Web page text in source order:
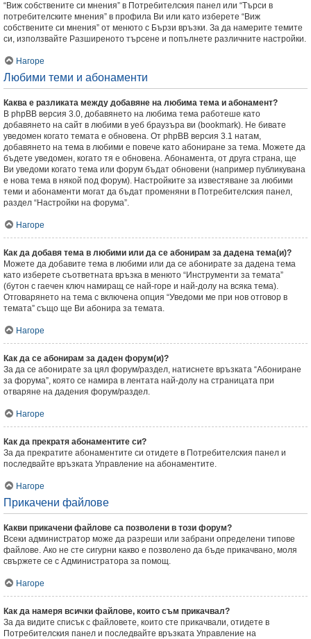
“Виж собствените си мнения” в Потребителския панел или “Търси в
потребителските мнения” в профила Ви или като изберете “Виж
собствените си мнения” от менюто с Бързи връзки. За да намерите темите
си, използвайте Разширеното търсене и попълнете различните настройки.
Нагоре
Любими теми и абонаменти
Каква е разликата между добавяне на любима тема и абонамент?
В phpBB версия 3.0, добавянето на любима тема работеше като
добавянето на сайт в любими в уеб браузъра ви (bookmark). Не бивате
уведомен когато темата е обновена. От phpBB версия 3.1 натам,
добавянето на тема в любими е повече като абониране за тема. Можете да
бъдете уведомен, когато тя е обновена. Абонамента, от друга страна, ще
Ви уведоми когато тема или форум бъдат обновени (например публикувана
е нова тема в някой под форум). Настройките за известяване за любими
теми и абонаменти могат да бъдат променяни в Потребителския панел,
раздел “Настройки на форума”.
Нагоре
Как да добавя тема в любими или да се абонирам за дадена тема(и)?
Можете да добавите тема в любими или да се абонирате за дадена тема
като изберете съответната връзка в менюто “Инструменти за темата”
(бутон с гаечен ключ намиращ се най-горе и най-долу на всяка тема).
Отговарянето на тема с включена опция “Уведоми ме при нов отговор в
темата” също ще Ви абонира за темата.
Нагоре
Как да се абонирам за даден форум(и)?
За да се абонирате за цял форум/раздел, натиснете връзката “Абониране
за форума”, която се намира в лентата най-долу на страницата при
отваряне на дадения форум/раздел.
Нагоре
Как да прекратя абонаментите си?
За да прекратите абонаментите си отидете в Потребителския панел и
последвайте връзката Управление на абонаментите.
Нагоре
Прикачени файлове
Какви прикачени файлове са позволени в този форум?
Всеки администратор може да разреши или забрани определени типове
файлове. Ако не сте сигурни какво е позволено да бъде прикачвано, моля
свържете се с Администратора за помощ.
Нагоре
Как да намеря всички файлове, които съм прикачвал?
За да видите списък с файловете, които сте прикачвали, отидете в
Потребителския панел и последвайте връзката Управление на